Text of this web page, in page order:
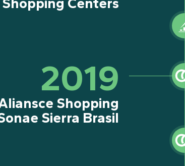
2019
Shopping
Sierra Brasil